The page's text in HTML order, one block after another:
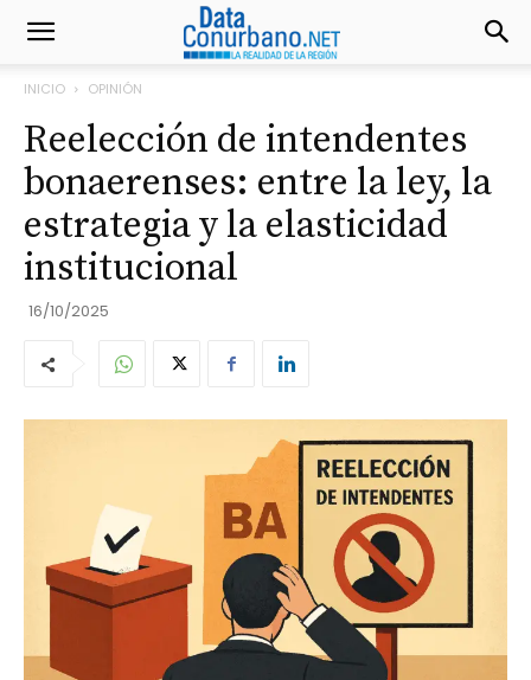
INICIO OPINIÓN
Reelección de intendentes
bonaerenses: entre la ley, la
estrategia y la elasticidad
institucional
16/10/2025